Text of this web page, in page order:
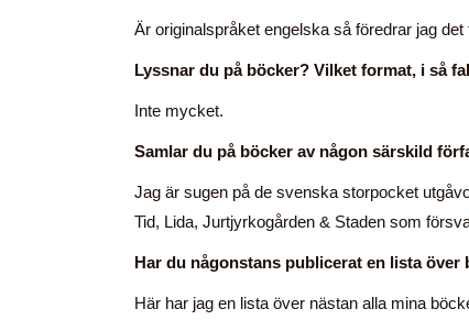
Är originalspråket engelska så föredrar jag
Lyssnar du på böcker? Vilket format, i så
Inte mycket.
Samlar du på böcker av någon särskild
Jag är sugen på de svenska storpocket
Tid, Lida, Jurtjyrkogården & Staden som
Har du någonstans publicerat en lista
Här har jag en lista över nästan alla mina